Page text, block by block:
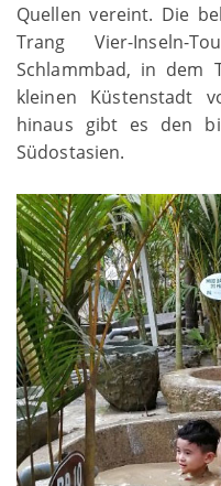
Quellen vereint. Die
Trang Vier-Inseln-
Schlammbad, in dem
kleinen Küstenstadt
hinaus gibt es den
Südostasien.